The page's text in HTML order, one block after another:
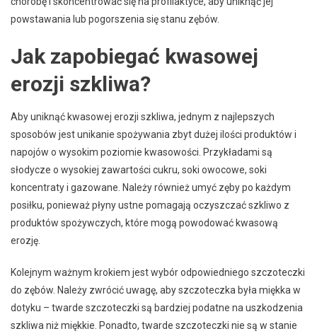
powstawania lub pogorszenia się stanu zębów.
Jak zapobiegać kwasowej
erozji szkliwa?
Aby uniknąć kwasowej erozji szkliwa, jednym z najlepszych
sposobów jest unikanie spożywania zbyt dużej ilości produktów i
napojów o wysokim poziomie kwasowości. Przykładami są
słodycze o wysokiej zawartości cukru, soki owocowe, soki
koncentraty i gazowane. Należy również umyć zęby po każdym
posiłku, ponieważ płyny ustne pomagają oczyszczać szkliwo z
produktów spożywczych, które mogą powodować kwasową
erozję.
Kolejnym ważnym krokiem jest wybór odpowiedniego szczoteczki
do zębów. Należy zwrócić uwagę, aby szczoteczka była miękka w
dotyku – twarde szczoteczki są bardziej podatne na uszkodzenia
szkliwa niż miękkie. Ponadto, twarde szczoteczki nie są w stanie